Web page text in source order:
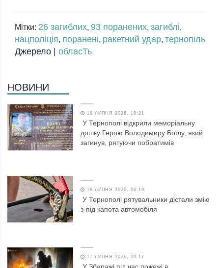
Мітки: 26 загиблих, 93 поранених, загиблі,
нацполіція, поранені, ракетний удар, тернопіль
Джерело | обласТь
НОВИНИ
18 ЛИПНЯ 2026, 10:21
У Тернополі відкрили меморіальну
дошку Герою Володимиру Боїлу, який
загинув, рятуючи побратимів
18 ЛИПНЯ 2026, 06:19
У Тернополі рятувальники дістали змію
з-під капота автомобіля
17 ЛИПНЯ 2026, 20:17
У Збаражі під час пожежі в